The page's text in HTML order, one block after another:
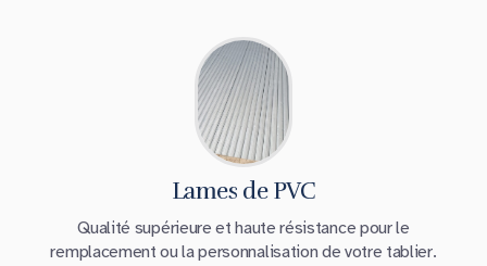
Lames de PVC
Qualité supérieure et haute résistance pour le
remplacement ou la personnalisation de votre tablier.